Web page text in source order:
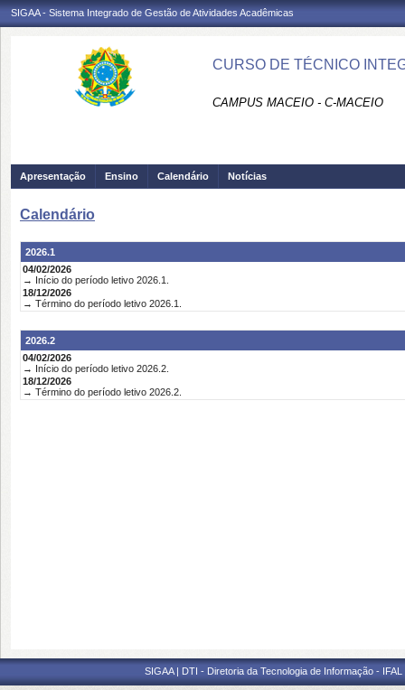
SIGAA - Sistema Integrado de Gestão de Atividades Acadêmicas
CURSO DE TÉCNICO
CAMPUS MACEIO - C-MACEIO
Apresentação Ensino Calendário Notícias
Calendário
2026.1
04/02/2026
→ Início do período letivo 2026.1.
18/12/2026
→ Término do período letivo 2026.1.
2026.2
04/02/2026
→ Início do período letivo 2026.2.
18/12/2026
→ Término do período letivo 2026.2.
SIGAA | DTI - Diretoria da Tecnologia de Informação -